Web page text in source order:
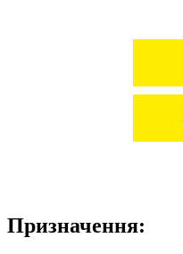
Призначення: